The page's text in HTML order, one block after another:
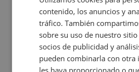
Other Topics
contenido, los anuncios y
tráfico. También
sobre su uso de nuestro
socios de publicidad y
pueden combinarla con
les haya proporcionado o